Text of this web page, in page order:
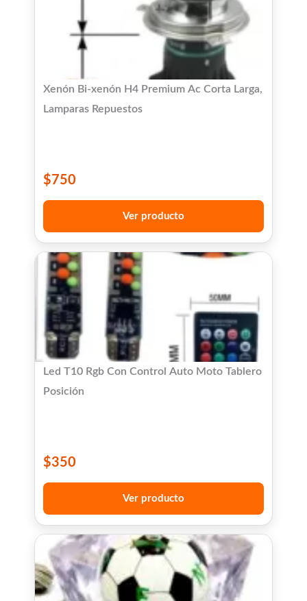
Xenón Bi-xenón H4 Premium Ac Corta Larga,
Lamparas Repuestos
$750
Ver producto
Led T10 Rgb Con Control Auto Moto Tablero
Posición
$350
Ver producto